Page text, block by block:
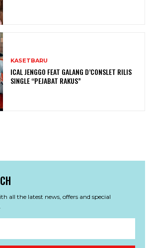
KASETBARU
ICAL JENGGO FEAT GALANG D’CONSLET RILIS
SINGLE “PEJABAT RAKUS”
all the latest news, offers and special